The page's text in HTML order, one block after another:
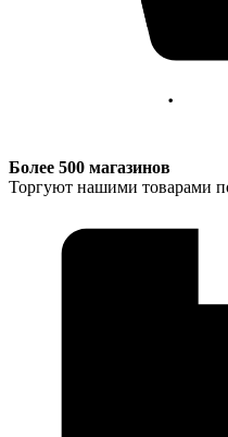
Более 500 магазинов
Торгуют нашими товарами